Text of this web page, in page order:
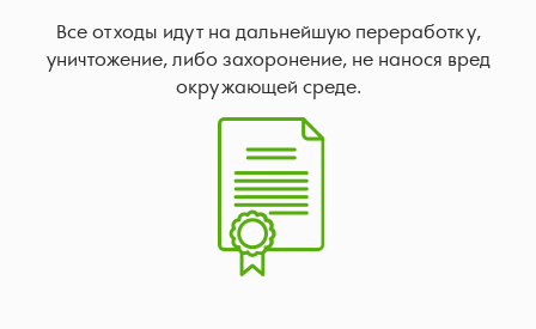
Все отходы идут на дальнейшую переработку,
уничтожение, либо захоронение, не нанося вред
окружающей среде.